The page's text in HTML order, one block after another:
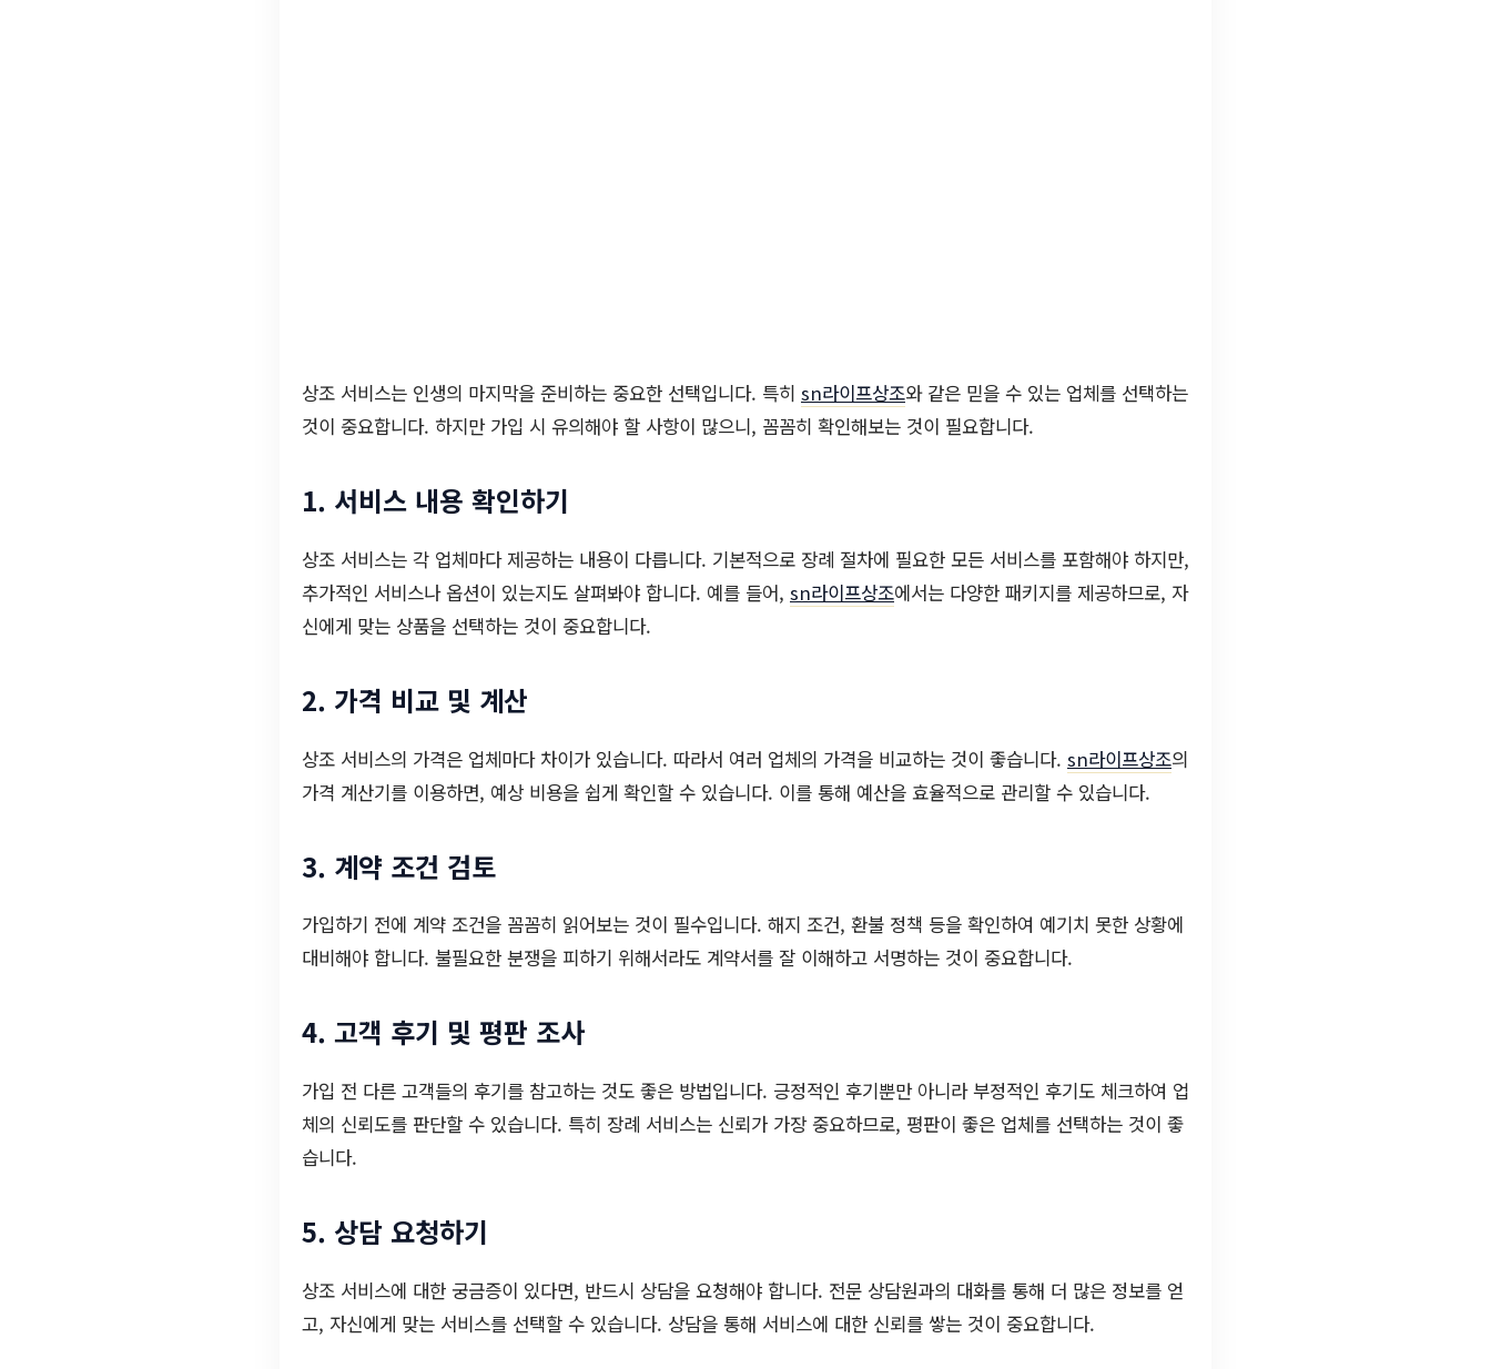
상조 서비스는 인생의 마지막을 준비하는 중요한 선택입니다. 특히 sn라이프상조와 같은 믿을 수 있는 업체를 선택하는
것이 중요합니다. 하지만 가입 시 유의해야 할 사항이 많으니, 꼼꼼히 확인해보는 것이 필요합니다.
1. 서비스 내용 확인하기
상조 서비스는 각 업체마다 제공하는 내용이 다릅니다. 기본적으로 장례 절차에 필요한 모든 서비스를 포함해야 하지만,
추가적인 서비스나 옵션이 있는지도 살펴봐야 합니다. 예를 들어, sn라이프상조에서는 다양한 패키지를 제공하므로, 자
신에게 맞는 상품을 선택하는 것이 중요합니다.
2. 가격 비교 및 계산
상조 서비스의 가격은 업체마다 차이가 있습니다. 따라서 여러 업체의 가격을 비교하는 것이 좋습니다. sn라이프상조의
가격 계산기를 이용하면, 예상 비용을 쉽게 확인할 수 있습니다. 이를 통해 예산을 효율적으로 관리할 수 있습니다.
3. 계약 조건 검토
가입하기 전에 계약 조건을 꼼꼼히 읽어보는 것이 필수입니다. 해지 조건, 환불 정책 등을 확인하여 예기치 못한 상황에
대비해야 합니다. 불필요한 분쟁을 피하기 위해서라도 계약서를 잘 이해하고 서명하는 것이 중요합니다.
4. 고객 후기 및 평판 조사
가입 전 다른 고객들의 후기를 참고하는 것도 좋은 방법입니다. 긍정적인 후기뿐만 아니라 부정적인 후기도 체크하여 업
체의 신뢰도를 판단할 수 있습니다. 특히 장례 서비스는 신뢰가 가장 중요하므로, 평판이 좋은 업체를 선택하는 것이 좋
습니다.
5. 상담 요청하기
상조 서비스에 대한 궁금증이 있다면, 반드시 상담을 요청해야 합니다. 전문 상담원과의 대화를 통해 더 많은 정보를 얻
고, 자신에게 맞는 서비스를 선택할 수 있습니다. 상담을 통해 서비스에 대한 신뢰를 쌓는 것이 중요합니다.